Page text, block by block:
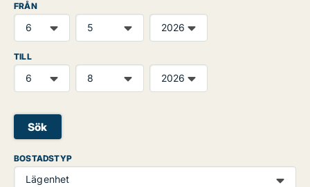
FRÅN
TILL
Sök
BOSTADSTYP
Lägenhet